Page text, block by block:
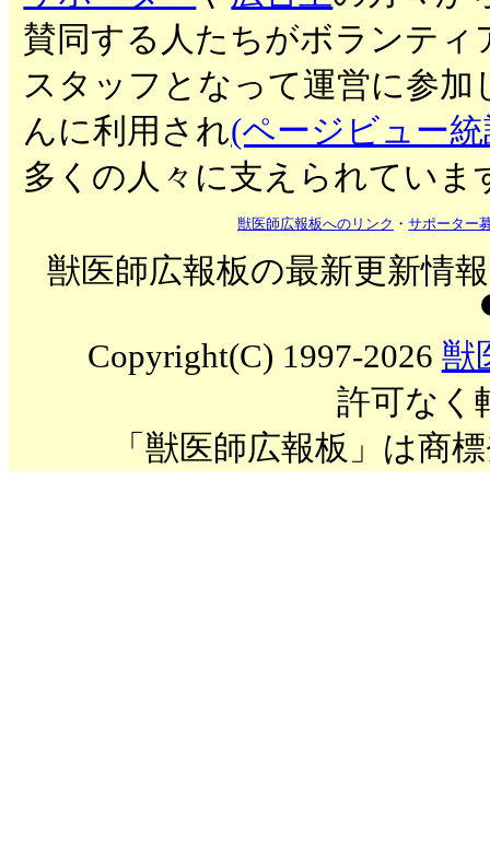
賛同する人たちがボランティ
スタッフとなって運営に参加
んに利用され(ページビュー
多くの人々に支えられていま
獣医師広報板へのリンク ・サポーター
獣医師広報板の最新更新情
Copyright(C) 1997-2026 獣
許可なく
「獣医師広報板」は商